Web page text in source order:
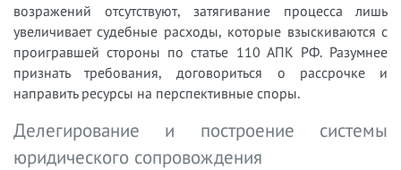
возражений отсутствуют, затягивание процесса лишь
увеличивает судебные расходы, которые взыскиваются с
проигравшей стороны по статье 110 АПК РФ. Разумнее
признать требования, договориться о рассрочке и
направить ресурсы на перспективные споры.
Делегирование и построение системы
юридического сопровождения